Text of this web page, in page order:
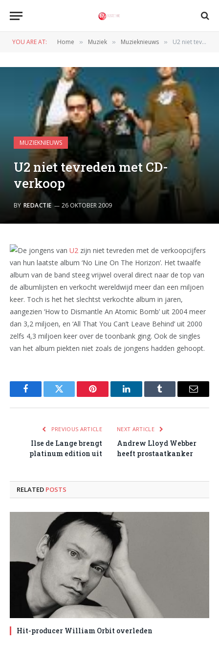
YOU ARE AT: Home » Muziek » Muzieknieuws » U2 niet tevreden met CD-verkoop
MUZIEKNIEUWS
U2 niet tevreden met CD-
verkoop
BY REDACTIE 26 OKTOBER 2009
De jongens van U2 zijn niet tevreden met de verkoopcijfers
van hun laatste album ‘No Line On The Horizon’. Het twaalfe
album van de band steeg vrijwel overal direct naar de top van
de albumlijsten en verkocht wereldwijd meer dan een miljoen
keer. Toch is het het slechtst verkochte album in jaren,
aangezien ‘How to Dismantle An Atomic Bomb’ uit 2004 meer
dan 3,2 miljoen, en ‘All That You Can’t Leave Behind’ uit 2000
zelfs 4,3 miljoen keer over de toonbank ging. Ook de singles
van het album piekten niet zoals de jongens hadden gehoopt.
FacebookTwitter Pinterest LinkedInTumblr Email
PREVIOUS ARTICLE
Ilse de Lange brengt
platinum edition uit
NEXT ARTICLE
Andrew Lloyd Webber
heeft prostaatkanker
RELATED POSTS
Hit-producer William Orbit overleden